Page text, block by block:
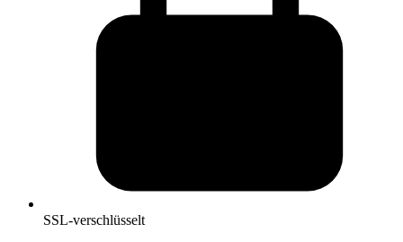
SSL-verschlüsselt